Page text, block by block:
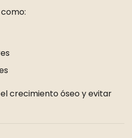
crecimiento óseo y evitar